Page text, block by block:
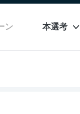
ン 本選考